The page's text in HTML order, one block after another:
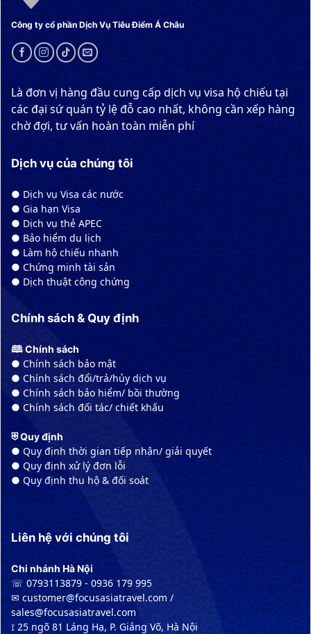
Công ty cổ phần Dịch Vụ Tiêu Điểm Á Châu
Là đơn vị hàng đầu cung cấp dịch vụ visa hộ chiếu tại
các đại sứ quán tỷ lệ đỗ cao nhất, không cần xếp hàng
chờ đợi, tư vấn hoàn toàn miễn phí
Dịch vụ của chúng tôi
● Dịch vụ Visa các nước
● Gia hạn Visa
● Dịch vụ thẻ APEC
● Bảo hiểm du lịch
● Làm hộ chiếu nhanh
● Chứng minh tài sản
● Dịch thuật công chứng
Chính sách & Quy định
🕮 Chính sách
● Chính sách bảo mật
● Chính sách đổi/trả/hủy dịch vụ
● Chính sách bảo hiểm/ bồi thường
● Chính sách đối tác/ chiết khấu
⛨ Quy định
● Quy định thời gian tiếp nhận/ giải quyết
● Quy định xử lý đơn lỗi
● Quy định thu hộ & đối soát
Liên hệ với chúng tôi
Chi nhánh Hà Nội
☏ 0793113879 - 0936 179 995
✉︎ customer@focusasiatravel.com /
sales@focusasiatravel.com
⟟ 25 ngõ 81 Láng Hạ, P. Giảng Võ, Hà Nội